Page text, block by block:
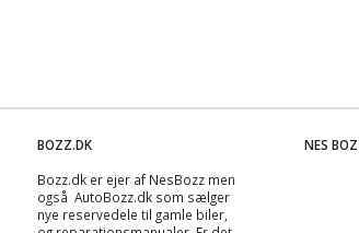
BOZZ.DK
Bozz.dk er ejer af NesBozz men
også AutoBozz.dk som sælger
nye reservedele til gamle biler,
NES